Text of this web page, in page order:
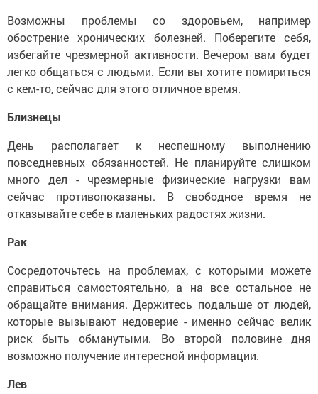
Возможны проблемы со здоровьем, например
обострение хронических болезней. Поберегите себя,
избегайте чрезмерной активности. Вечером вам будет
легко общаться с людьми. Если вы хотите помириться
с кем-то, сейчас для этого отличное время.
Близнецы
День располагает к неспешному выполнению
повседневных обязанностей. Не планируйте слишком
много дел - чрезмерные физические нагрузки вам
сейчас противопоказаны. В свободное время не
отказывайте себе в маленьких радостях жизни.
Рак
Сосредоточьтесь на проблемах, с которыми можете
справиться самостоятельно, а на все остальное не
обращайте внимания. Держитесь подальше от людей,
которые вызывают недоверие - именно сейчас велик
риск быть обманутыми. Во второй половине дня
возможно получение интересной информации.
Лев